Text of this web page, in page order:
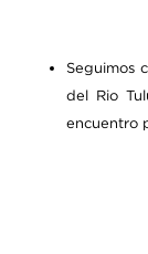
Seguimos
del Rio
encuentro